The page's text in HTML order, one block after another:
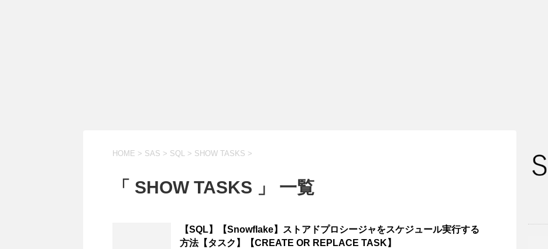
HOME > SAS > SQL > SHOW TASKS >
「 SHOW TASKS 」 一覧
【SQL】【Snowflake】ストアドプロシージャをスケジュール実行する
方法【タスク】【CREATE OR REPLACE TASK】